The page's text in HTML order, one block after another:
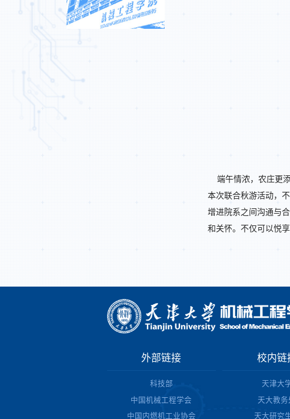
端午情浓，农庄更
本次联合秋游活动，
增进院系之间沟通与
和关怀。不仅可以悦
外部链接
科技部
中国机械工程学会
中国内燃机工业协会
校内链
天津大
天大教务
天大研究